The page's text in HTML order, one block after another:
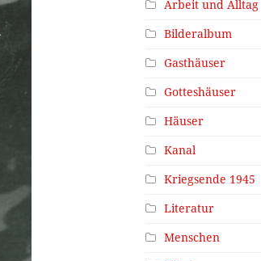
Arbeit und Alltag
Bilderalbum
Gasthäuser
Gotteshäuser
Häuser
Kanal
Kriegsende 1945
Literatur
Menschen